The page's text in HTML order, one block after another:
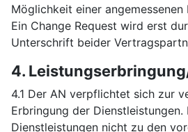
Möglichkeit einer
Ein Change Request wird erst
Unterschrift beider
4.
4.1 Der AN verpflichtet sich zur
Erbringung der
Dienstleistungen nicht zu den